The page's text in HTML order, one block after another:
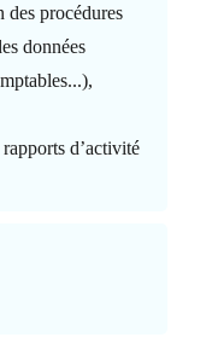
procédures
données
d’activité